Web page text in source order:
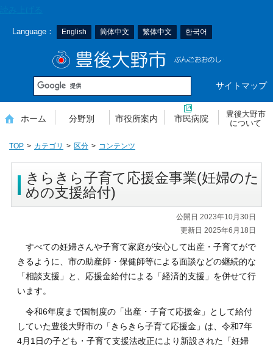
Language： English 简体中文 繁体中文 한국어
サイトマップ
ホーム 分野別 市役所案内 市民病院
豊後大野市
について
TOP カテゴリ 区分 コンテンツ
きらきら子育て応援金事業(妊婦のた
めの支援給付)
公開日 2023年10月30日
更新日 2025年6月18日
すべての妊婦さんや子育て家庭が安心して出産・子育てがで
きるように、市の助産師・保健師等による面談などの継続的な
「相談支援」と、応援金給付による「経済的支援」を併せて行
います。
令和6年度まで国制度の「出産・子育て応援金」として給付
していた豊後大野市の「きらきら子育て応援金」は、令和7年
4月1日の子ども・子育て支援法改正により新設された「妊婦